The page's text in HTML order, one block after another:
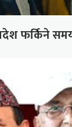
फर्किने